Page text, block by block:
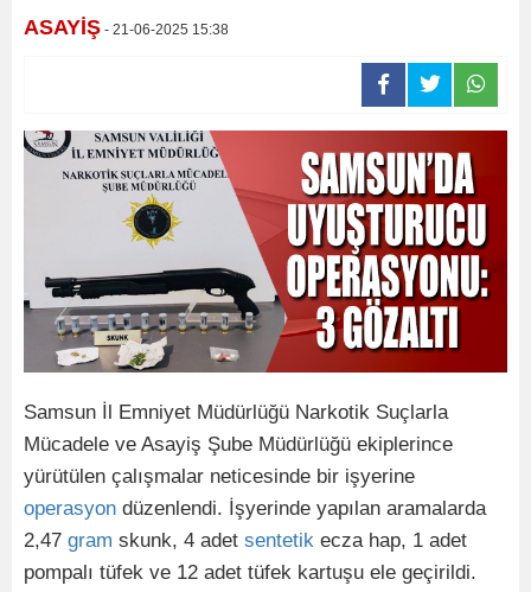
ASAYİŞ - 21-06-2025 15:38
Samsun İl Emniyet Müdürlüğü Narkotik Suçlarla
Mücadele ve Asayiş Şube Müdürlüğü ekiplerince
yürütülen çalışmalar neticesinde bir işyerine
operasyon düzenlendi. İşyerinde yapılan aramalarda
2,47 gram skunk, 4 adet sentetik ecza hap, 1 adet
pompalı tüfek ve 12 adet tüfek kartuşu ele geçirildi.